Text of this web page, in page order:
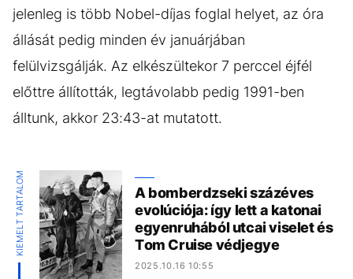
jelenleg is több Nobel-díjas foglal helyet, az óra
állását pedig minden év januárjában
felülvizsgálják. Az elkészültekor 7 perccel éjfél
előttre állították, legtávolabb pedig 1991-ben
álltunk, akkor 23:43-at mutatott.
KIEMELT TARTALOM
A bomberdzseki százéves
evolúciója: így lett a katonai
egyenruhából utcai viselet és
Tom Cruise védjegye
2025.10.16 10:55